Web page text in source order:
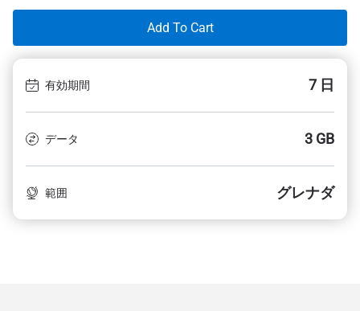
Add To Cart
有効期間 7 日
データ 3 GB
範囲 グレナダ